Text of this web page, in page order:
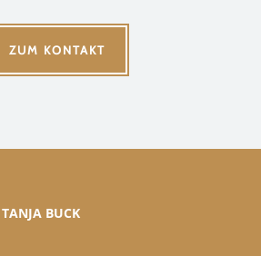
ZUM KONTAKT
BUCK